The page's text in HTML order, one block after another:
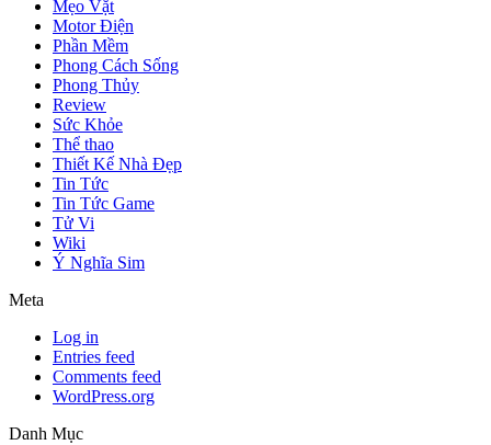
Mẹo Vặt
Motor Điện
Phần Mềm
Phong Cách Sống
Phong Thủy
Review
Sức Khỏe
Thể thao
Thiết Kế Nhà Đẹp
Tin Tức
Tin Tức Game
Tử Vi
Wiki
Ý Nghĩa Sim
Meta
Log in
Entries feed
Comments feed
WordPress.org
Danh Mục